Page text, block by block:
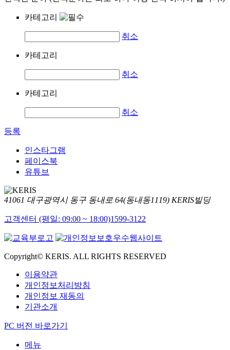
카테고리
취소
카테고리
취소
카테고리
취소
등록
인스타그램
페이스북
유튜브
41061 대구광역시 동구 동내로 64(동내동1119) KERIS빌딩
고객센터 (평일: 09:00 ~ 18:00)1599-3122
Copyright© KERIS. ALL RIGHTS RESERVED
이용약관
개인정보처리방침
개인정보 재동의
기관소개
PC 버전 바로가기
메뉴